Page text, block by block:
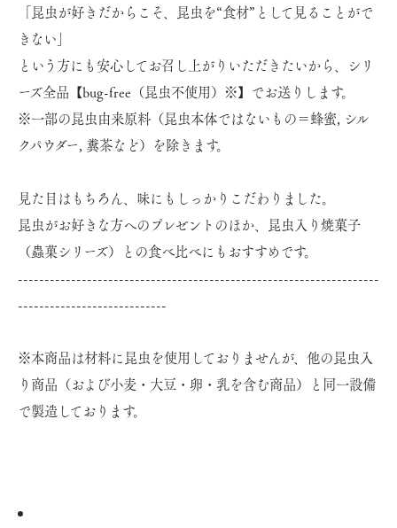
「昆虫が好きだからこそ、昆虫を“食材”として見ることがで
きない」
という方にも安心してお召し上がりいただきたいから、シリ
ーズ全品【bug-free（昆虫不使用）※】でお送りします。
※一部の昆虫由来原料（昆虫本体ではないもの＝蜂蜜, シル
クパウダー, 糞茶など）を除きます。
見た目はもちろん、味にもしっかりこだわりました。
昆虫がお好きな方へのプレゼントのほか、昆虫入り焼菓子
（蟲菓シリーズ）との食べ比べにもおすすめです。
--------------------------------------------------------------------
----------------------------
※本商品は材料に昆虫を使用しておりませんが、他の昆虫入
り商品（および小麦・大豆・卵・乳を含む商品）と同一設備
で製造しております。